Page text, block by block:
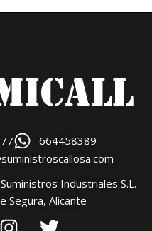
664458389
Industriales S.L.
Segura, Alicante